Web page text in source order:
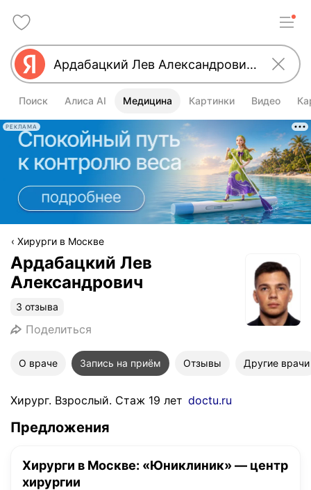
Поиск Алиса AI Медицина Картинки Видео
РЕКЛАМА
Хирурги в Москве
Ардабацкий Лев
Александрович
3 отзыва
Поделиться
О враче Запись на приём Отзывы Другие врачи
Хирург. Взрослый. Стаж 19 лет doctu.ru
Предложения
Хирурги в Москве: «Юниклиник» — центр
хирургии